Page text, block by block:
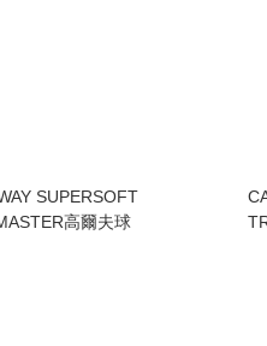
SUPERSOFT
高爾夫球